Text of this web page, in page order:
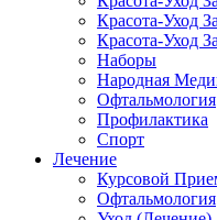
Красота-Уход
Красота-Уход
Наборы
Народная
Офтальмология
Профилактика
Спорт
Лечение
Курсовой
Офтальмология